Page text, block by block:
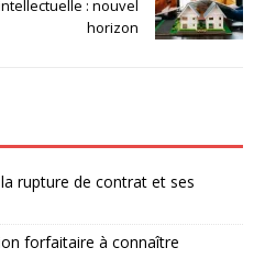
: nouvel
horizon
rupture de contrat et ses
forfaitaire à connaître